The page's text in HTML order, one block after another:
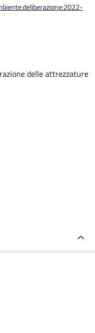
delle attrezzature